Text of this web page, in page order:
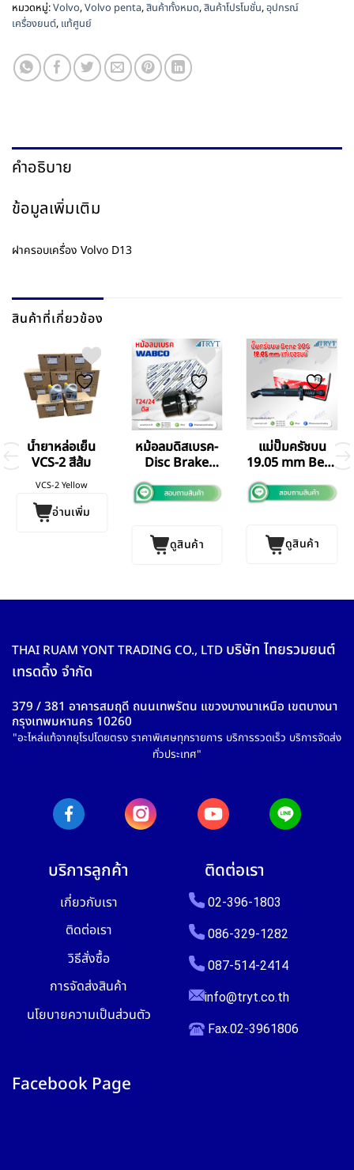
หมวดหมู่:Volvo,Volvo penta,สินค้าทั้งหมด,สินค้าโปรโมชั่น,อุปกรณ์
เครื่องยนต์, แท้ศูนย์
คำอธิบาย
ข้อมูลเพิ่มเติม
ฝาครอบเครื่อง Volvo D13
สินค้าที่เกี่ยวข้อง
น้ำยาหล่อเย็น
VCS-2 สีส้ม
VCS-2 Yellow
อ่านเพิ่ม
หม้อลมดิสเบรค-
Disc Brake
ดูสินค้า
แม่ปั๊มครัชบน
19.05 mm Benz
ดูสินค้า
THAI RUAM YONT TRADING CO., LTD บริษัท ไทยรวมยนต์
เทรดดิ้ง จำกัด
379 / 381 อาคารสมฤดี ถนนเทพรัตน แขวงบางนาเหนือ เขตบางนา
กรุงเทพมหานคร 10260
"อะไหล่แท้จากยุโรปโดยตรง ราคาพิเศษทุกรายการ บริการรวดเร็ว บริการจัดส่ง
ทั่วประเทศ"
บริการลูกค้า
เกี่ยวกับเรา
ติดต่อเรา
วิธีสั่งซื้อ
การจัดส่งสินค้า
นโยบายความเป็นส่วนตัว
ติดต่อเรา
02-396-1803
086-329-1282
087-514-2414
info@tryt.co.th
Fax.02-3961806
Facebook Page